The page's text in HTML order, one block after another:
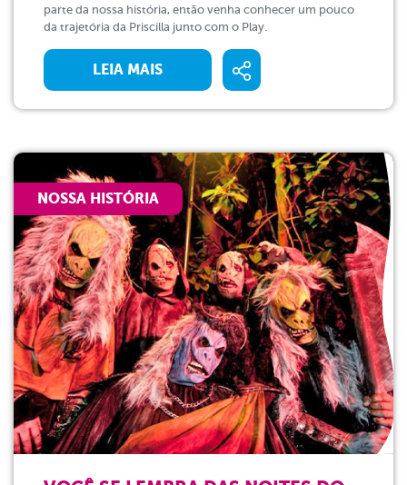
parte da nossa história, então venha conhecer um pouco
da trajetória da Priscilla junto com o Play.
LEIA MAIS
NOSSA HISTÓRIA